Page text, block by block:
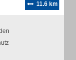
11.6 km